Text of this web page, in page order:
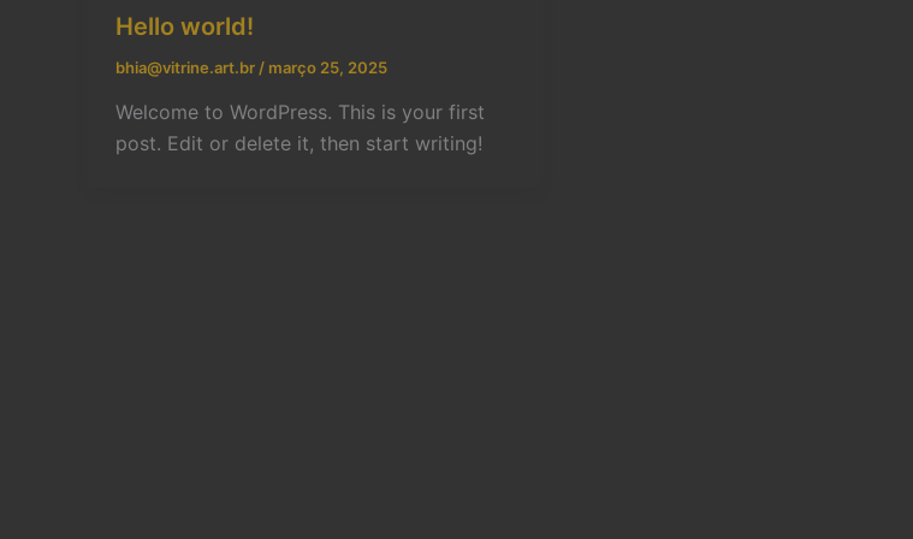
Hello world!
bhia@vitrine.art.br / março 25, 2025
Welcome to WordPress. This is your first
post. Edit or delete it, then start writing!